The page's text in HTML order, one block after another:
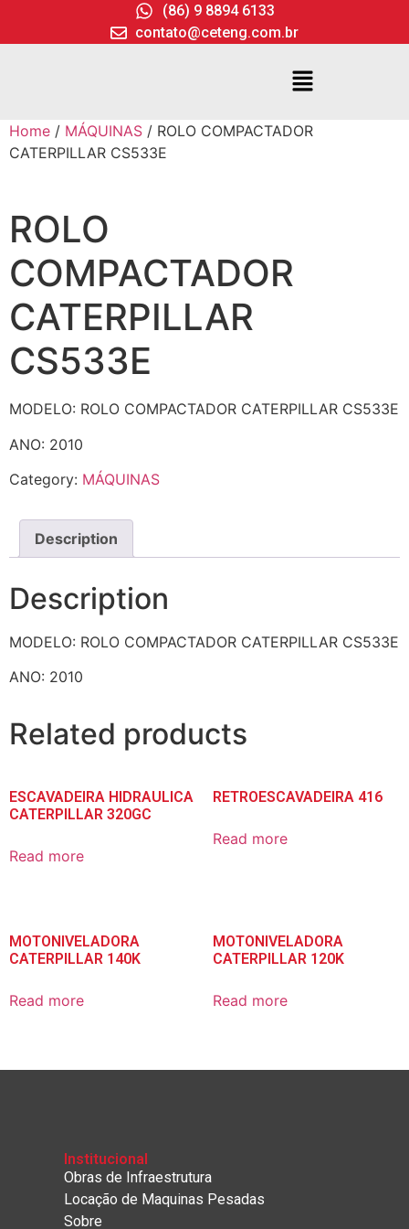
(86) 9 8894 6133
contato@ceteng.com.br
Home / MÁQUINAS / ROLO COMPACTADOR
CATERPILLAR CS533E
ROLO
COMPACTADOR
CATERPILLAR
CS533E
MODELO: ROLO COMPACTADOR CATERPILLAR CS533E
ANO: 2010
Category: MÁQUINAS
Description
Description
MODELO: ROLO COMPACTADOR CATERPILLAR CS533E
ANO: 2010
Related products
ESCAVADEIRA HIDRAULICA
CATERPILLAR 320GC
Read more
RETROESCAVADEIRA 416
Read more
MOTONIVELADORA
CATERPILLAR 140K
Read more
MOTONIVELADORA
CATERPILLAR 120K
Read more
Institucional
Obras de Infraestrutura
Locação de Maquinas Pesadas
Sobre